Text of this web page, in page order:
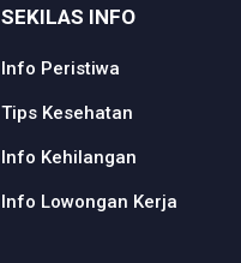
SEKILAS INFO
Info Peristiwa
Tips Kesehatan
Info Kehilangan
Info Lowongan Kerja